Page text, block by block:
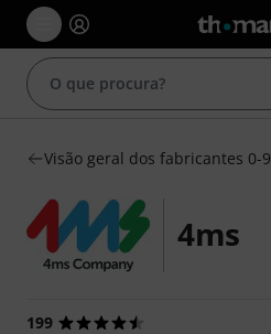
Visão geral dos fabricantes 0-9
4ms
199